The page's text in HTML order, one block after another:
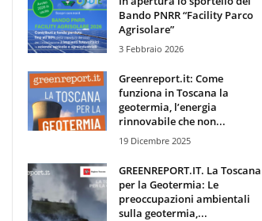
Bando PNRR “Facility Parco
Agrisolare”
3 Febbraio 2026
Greenreport.it: Come
funziona in Toscana la
geotermia, l’energia
rinnovabile che non...
19 Dicembre 2025
GREENREPORT.IT. La Toscana
per la Geotermia: Le
preoccupazioni ambientali
sulla geotermia,...